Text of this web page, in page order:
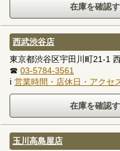
西武渋谷店
東京都渋谷区宇田川町21-1
☎ 03-5784-3561
ℹ 営業時間・店休日・アクセ
玉川高島屋店